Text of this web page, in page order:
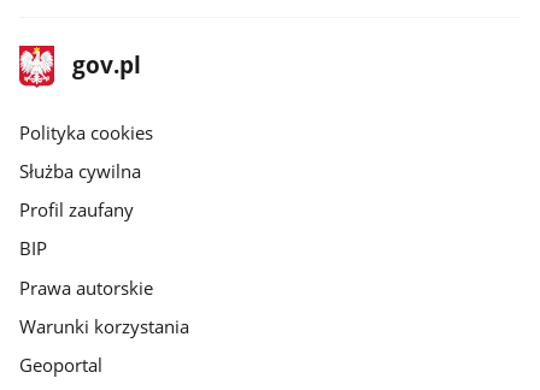
stopka
gov.pl
Strona
gov.pl
gov.pl
Polityka cookies
Służba cywilna
Profil zaufany
BIP
Prawa autorskie
Warunki korzystania
Geoportal